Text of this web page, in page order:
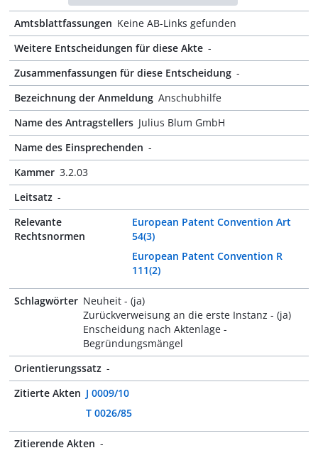
Amtsblattfassungen Keine AB-Links gefunden
Weitere Entscheidungen für diese Akte -
Zusammenfassungen für diese Entscheidung -
Bezeichnung der Anmeldung Anschubhilfe
Name des Antragstellers Julius Blum GmbH
Name des Einsprechenden -
Kammer 3.2.03
Leitsatz -
Relevante
Rechtsnormen
European Patent Convention Art
54(3)
European Patent Convention R
111(2)
Schlagwörter Neuheit - (ja)
Zurückverweisung an die erste Instanz - (ja)
Enscheidung nach Aktenlage -
Begründungsmängel
Orientierungssatz -
Zitierte Akten J 0009/10
T 0026/85
Zitierende Akten -